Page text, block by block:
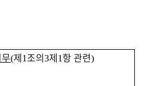
(제1 조의3제1 항 관련)